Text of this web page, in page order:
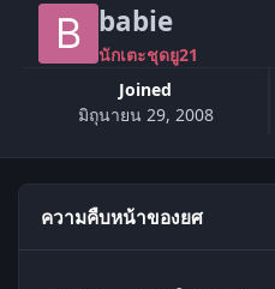
babie
นักเตะชุดยู21
Joined
มิถุนายน 29, 2008
ความคืบหน้าของยศ